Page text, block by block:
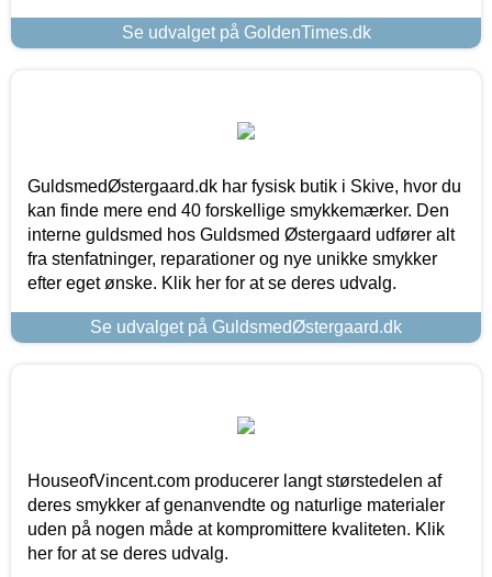
Se udvalget på GoldenTimes.dk
GuldsmedØstergaard.dk har fysisk butik i Skive, hvor du
kan finde mere end 40 forskellige smykkemærker. Den
interne guldsmed hos Guldsmed Østergaard udfører alt
fra stenfatninger, reparationer og nye unikke smykker
efter eget ønske. Klik her for at se deres udvalg.
Se udvalget på GuldsmedØstergaard.dk
HouseofVincent.com producerer langt størstedelen af
deres smykker af genanvendte og naturlige materialer
uden på nogen måde at kompromittere kvaliteten. Klik
her for at se deres udvalg.